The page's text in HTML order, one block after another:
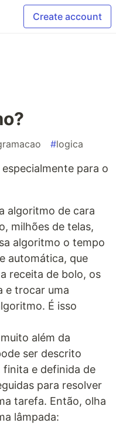
Create account
#logica
especialmente para o
algoritmo de cara
milhões de telas,
algoritmo o tempo
automática, que
receita de bolo, os
e trocar uma
É isso
além da
ser descrito
finita e definida de
para resolver
tarefa. Então, olha
lâmpada: